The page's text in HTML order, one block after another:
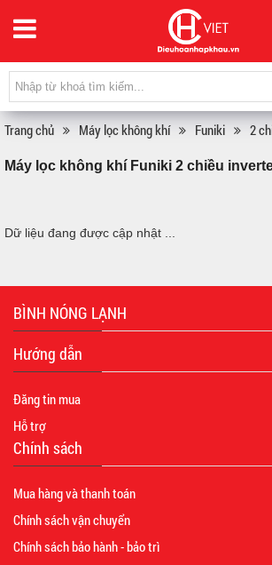
Trang chủ Máy lọc không khí Funiki 2
Máy lọc không khí Funiki 2 chiều
Dữ liệu đang được cập nhật ...
BÌNH NÓNG LẠNH
Hướng dẫn
Đăng tin mua
Hỗ trợ
Chính sách
Mua hàng và thanh toán
Chính sách vận chuyển
Chính sách bảo hành - bảo trì